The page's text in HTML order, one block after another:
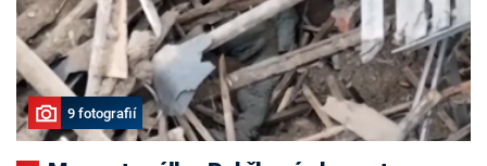
9 fotografií